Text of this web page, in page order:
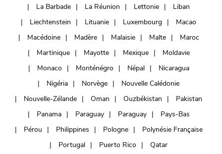
La Barbade
La Réunion Lettonie
Liban
Liechtenstein
Lituanie Luxembourg
Macao
Macédoine
Madère Malaisie Malte
Maroc
Martinique
Mayotte Mexique
Moldavie
Monaco
Monténégro Népal
Nicaragua
Nigéria
Norvège
Nouvelle Calédonie
Nouvelle-Zélande
Oman Ouzbékistan
Pakistan
Panama
Paraguay Paraguay
Pays-Bas
Pérou
Philippines Pologne
Polynésie Française
Portugal
Puerto Rico
Qatar